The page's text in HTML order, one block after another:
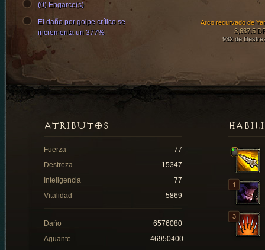
Arco recurvado de
3,637.5
932 de
(0) Engarce(s)
El daño por golpe crítico se
incrementa un 377%
ATRIBUTOS
Fuerza
77
Destreza
15347
Inteligencia
77
Vitalidad
5869
Daño
6576080
Aguante
46950400